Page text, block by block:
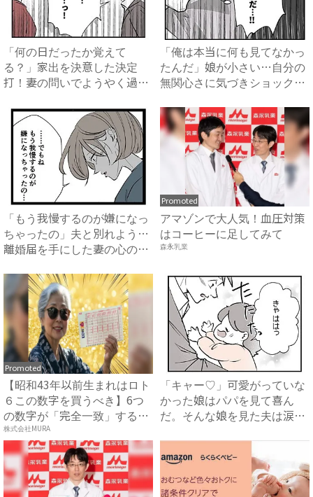
「何の日だったか覚えて
る？」家出を決意した決定
打！妻の問いでようやく過ち
「俺は本当に何も見てなかっ
たんだ」娘が小さい…自分の
無関心さに気づきショックを
「もう我慢するのが嫌になっ
ちゃったの」夫と別れよう…
離婚届を手にした妻の心のう
Promoted
アマゾンで大人気！血圧対策
はコーヒーに足してみて
森永乳業
Promoted
【昭和43年以前生まれはロト
６この数字を買うべき】6つ
の数字が「完全一致」する
方...
株式会社MURA
「キャー♡」可愛がっていな
かった娘はパパを見て喜ん
だ。そんな娘を見た夫は涙を